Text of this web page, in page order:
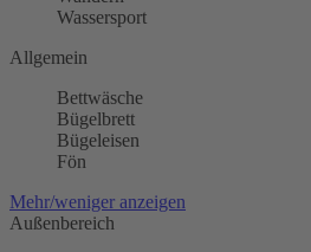
Wassersport
Allgemein
Bettwäsche
Bügelbrett
Bügeleisen
Fön
Mehr/weniger anzeigen
Außenbereich